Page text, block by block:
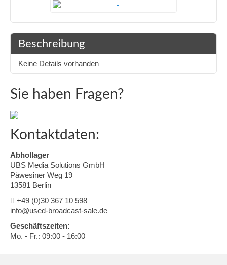
Beschreibung
Keine Details vorhanden
Sie haben Fragen?
Kontaktdaten:
Abhollager
UBS Media Solutions GmbH
Päwesiner Weg 19
13581 Berlin
+49 (0)30 367 10 598
info@used-broadcast-sale.de
Geschäftszeiten:
Mo. - Fr.: 09:00 - 16:00